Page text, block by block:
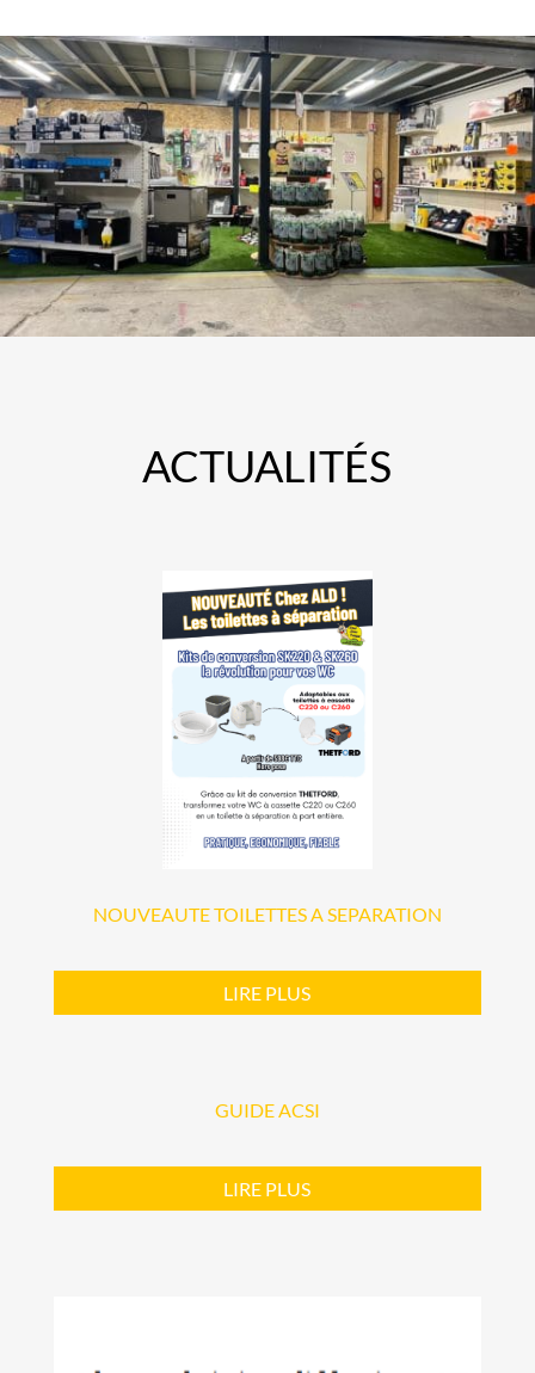
ACTUALITÉS
NOUVEAUTE TOILETTES A SEPARATION
LIRE PLUS
GUIDE ACSI
LIRE PLUS